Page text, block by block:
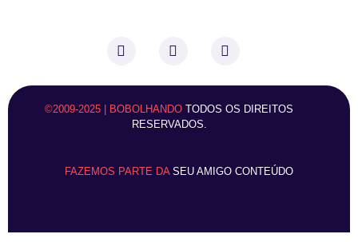
©2009-2025 | BOBOLHANDO TODOS OS DIREITOS
RESERVADOS.
FAZEMOS PARTE DA SEU AMIGO CONTEÚDO